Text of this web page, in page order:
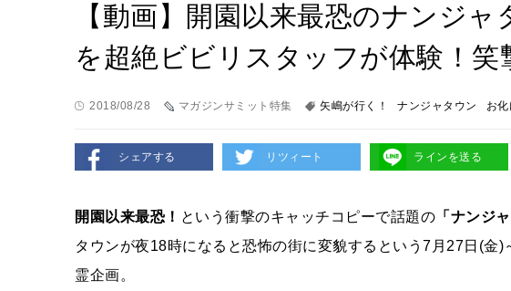
【動画】開園以来最恐のナンジャ
を超絶ビビリスタッフが体験！笑
2018/08/28 マガジンサミット特集 矢嶋が行く！ ナンジャタウン お
シェアする リツィート ラインを送る
開園以来最恐！ という衝撃のキャッチコピーで話題の 「ナンジ
タウンが夜18時になると恐怖の街に変貌するという7月27日(金
霊企画。